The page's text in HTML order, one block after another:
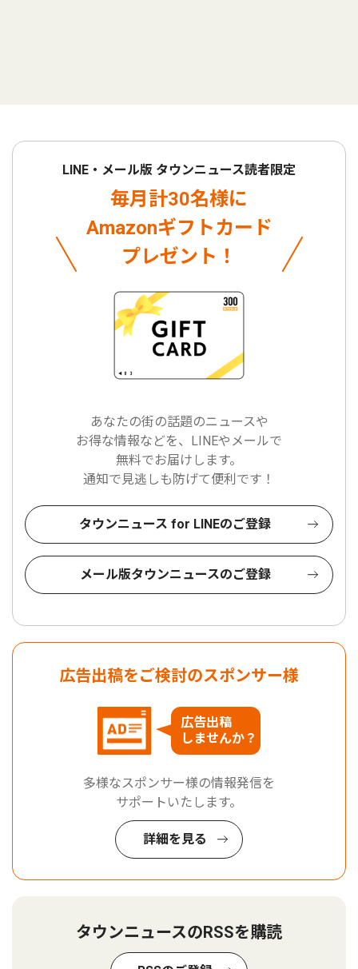
LINE・メール版 タウンニュース読者限定
毎月計30名様に
Amazonギフトカード
プレゼント！
あなたの街の話題のニュースや
お得な情報などを、LINEやメールで
無料でお届けします。
通知で見逃しも防げて便利です！
タウンニュース for LINEのご登録
メール版タウンニュースのご登録
広告出稿をご検討のスポンサー様
広告出稿
しませんか？
多様なスポンサー様の情報発信を
サポートいたします。
詳細を見る
タウンニュースのRSSを購読